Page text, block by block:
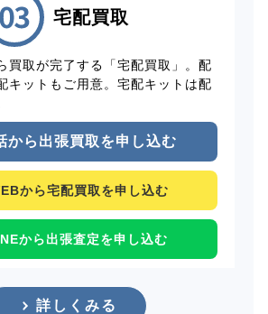
宅配買取
買取が完了する「宅配買取」。配
キットもご用意。宅配キットは配
から出張買取を申し込む
から宅配買取を申し込む
から出張査定を申し込む
詳しくみる